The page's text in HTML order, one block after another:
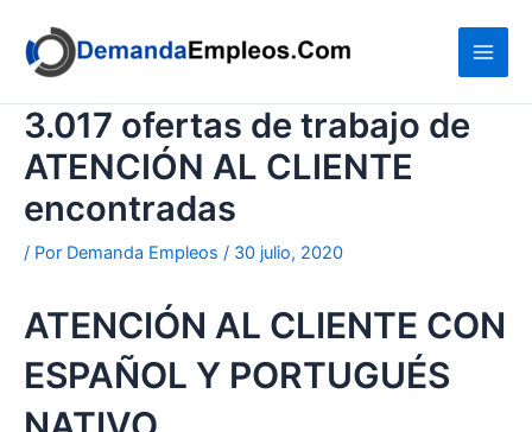
contenido
3.017 ofertas de trabajo de
ATENCIÓN AL CLIENTE
encontradas
/ Por Demanda Empleos / 30 julio, 2020
ATENCIÓN AL CLIENTE CON
ESPAÑOL Y PORTUGUÉS